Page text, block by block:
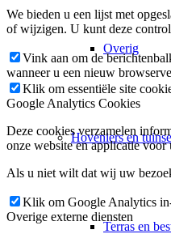
Overig
Hoveniers en
Terras en
We bieden u een lijst met
of wijzigen. U kunt deze
Vink aan om de
wanneer u een nieuw
Klik om essentiële site
Google Analytics Cookies
Deze cookies verzamelen
onze website en applicatie voor
Als u niet wilt dat wij uw
Klik om Google Analytics
Overige externe diensten